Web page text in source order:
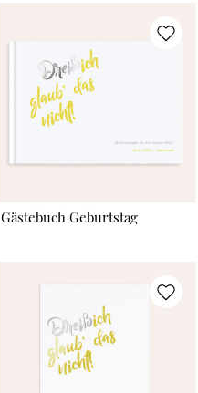
Gästebuch Geburtstag